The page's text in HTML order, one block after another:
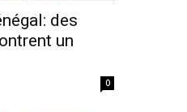
des
un
0